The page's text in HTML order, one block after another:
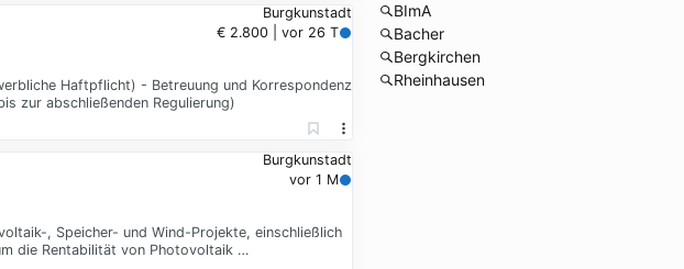
Burgkunstadt
€ 2.800 | vor 26 T
Haftpflicht) - Betreuung und Korrespondenz
zur abschließenden Regulierung)
Burgkunstadt
vor 1 M
, Speicher- und Wind-Projekte, einschließlich
die Rentabilität von Photovoltaik …
BImA
Bacher
Bergkirchen
Rheinhausen